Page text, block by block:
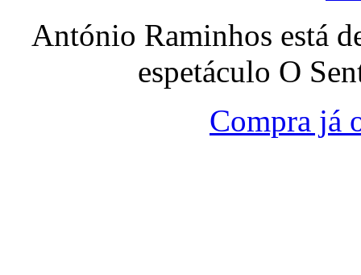
António Raminhos está
espetáculo O
Compra já